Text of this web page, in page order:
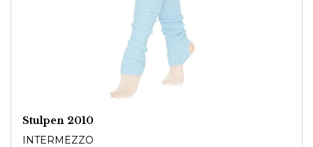
Stulpen 2010
INTERMEZZO